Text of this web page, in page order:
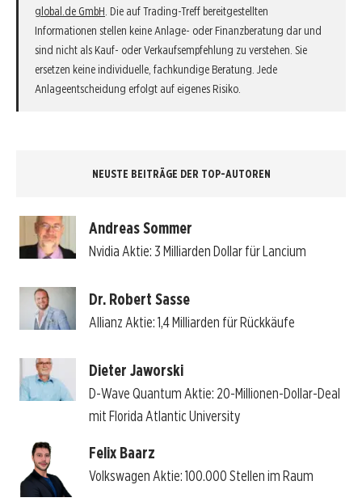
global.de GmbH . Die auf Trading-Treff bereitgestellten
Informationen stellen keine Anlage- oder Finanzberatung dar und
sind nicht als Kauf- oder Verkaufsempfehlung zu verstehen. Sie
ersetzen keine individuelle, fachkundige Beratung. Jede
Anlageentscheidung erfolgt auf eigenes Risiko.
NEUSTE BEITRÄGE DER TOP-AUTOREN
Andreas Sommer
Nvidia Aktie: 3 Milliarden Dollar für Lancium
Dr. Robert Sasse
Allianz Aktie: 1,4 Milliarden für Rückkäufe
Dieter Jaworski
D-Wave Quantum Aktie: 20-Millionen-Dollar-Deal
mit Florida Atlantic University
Felix Baarz
Volkswagen Aktie: 100.000 Stellen im Raum